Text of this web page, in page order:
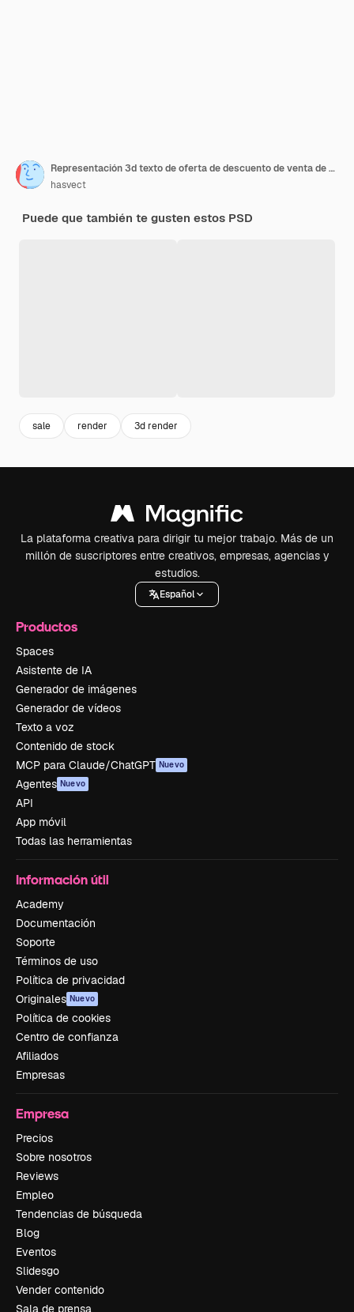
Representación 3d texto de oferta de descuento de venta de verano
hasvect
Puede que también te gusten estos PSD
sale render 3d render
La plataforma creativa para dirigir tu mejor trabajo. Más de un
millón de suscriptores entre creativos, empresas, agencias y
estudios.
Español
Productos
Spaces
Asistente de IA
Generador de imágenes
Generador de vídeos
Texto a voz
Contenido de stock
MCP para Claude/ChatGPT Nuevo
Agentes Nuevo
API
App móvil
Todas las herramientas
Información útil
Academy
Documentación
Soporte
Términos de uso
Política de privacidad
Originales Nuevo
Política de cookies
Centro de confianza
Afiliados
Empresas
Empresa
Precios
Sobre nosotros
Reviews
Empleo
Tendencias de búsqueda
Blog
Eventos
Slidesgo
Vender contenido
Sala de prensa